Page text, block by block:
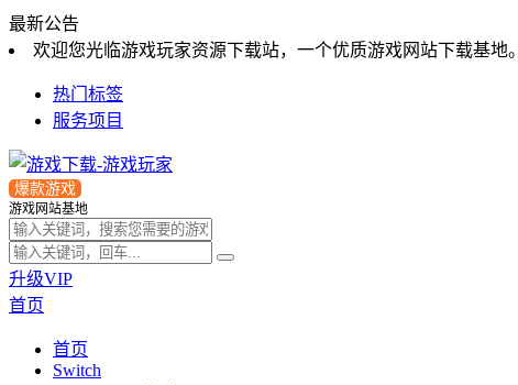
最新公告
欢迎您光临游戏玩家资源下载站，一个优质游戏网站下载基地。
热门标签
服务项目
爆款游戏
游戏网站基地
升级VIP
首页
首页
Switch